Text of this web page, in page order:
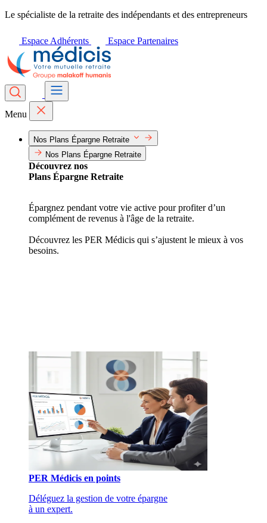
Le spécialiste de la retraite des indépendants et des entrepreneurs
Espace Adhérents Espace Partenaires
Menu
Nos Plans Épargne Retraite
Nos Plans Épargne Retraite
Découvrez nos
Plans Épargne Retraite
Épargnez pendant votre vie active pour profiter d’un
complément de revenus à l'âge de la retraite.
Découvrez les PER Médicis qui s’ajustent le mieux à vos
besoins.
PER Médicis en points
Déléguez la gestion de votre épargne
à un expert.